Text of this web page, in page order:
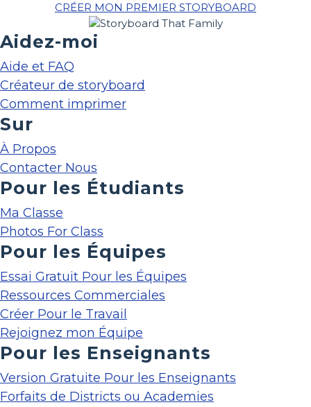
CRÉER MON PREMIER STORYBOARD
Aidez-moi
Aide et FAQ
Créateur de storyboard
Comment imprimer
Sur
À Propos
Contacter Nous
Pour les Étudiants
Ma Classe
Photos For Class
Pour les Équipes
Essai Gratuit Pour les Équipes
Ressources Commerciales
Créer Pour le Travail
Rejoignez mon Équipe
Pour les Enseignants
Version Gratuite Pour les Enseignants
Forfaits de Districts ou Academies